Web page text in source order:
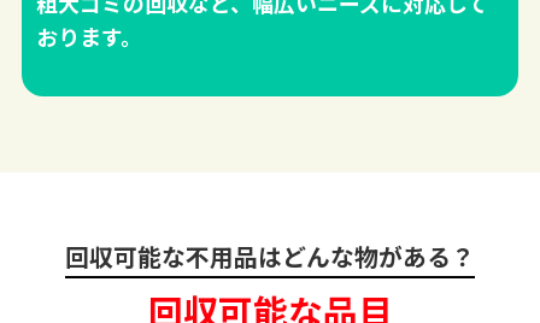
おります。
回収可能な不用品はどんな物がある？
回収可能な品目